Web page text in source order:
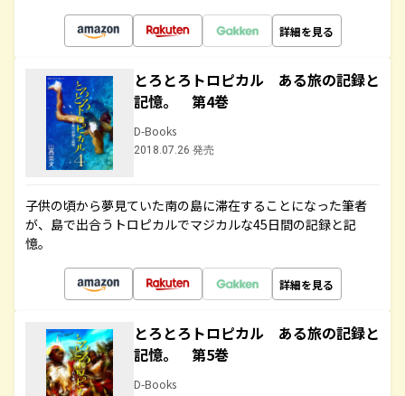
詳細を見る
とろとろトロピカル ある旅の記録と
記憶。 第4巻
D-Books
2018.07.26 発売
子供の頃から夢見ていた南の島に滞在することになった筆者
が、島で出合うトロピカルでマジカルな45日間の記録と記
憶。
詳細を見る
とろとろトロピカル ある旅の記録と
記憶。 第5巻
D-Books